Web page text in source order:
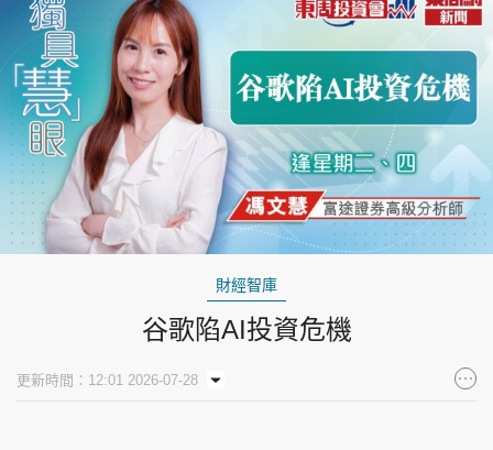
財經智庫
谷歌陷AI投資危機
更新時間：12:01 2026-07-28